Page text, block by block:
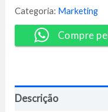
-
Tulio
Moreira
quantidade
Categoria: Marketing
Compre
Descrição